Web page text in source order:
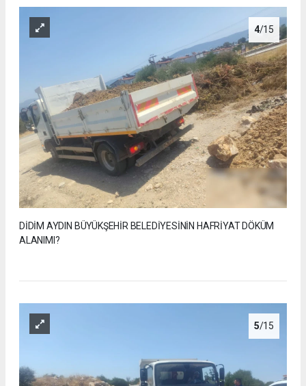
4/15
DİDİM AYDIN BÜYÜKŞEHİR BELEDİYESİNİN HAFRİYAT DÖKÜM
ALANIMI?
5/15